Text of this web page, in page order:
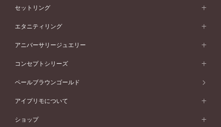
婚約指輪一覧
ピンクゴールド
ペールブラウンゴールド
ウェーブライン
V字ライン
ワンサイドメレ
ダブルサイドメレ
シンプル
フェミニン
モード
50万円台～
40万円台～
婚約指輪 人気ランキング
結婚指輪 (マリッジリング)
結婚指輪一覧
ピンクゴールド
ペールブラウンゴールド
ウェーブライン
V字ライン
ワンメレ
セベラルメレ
シンプル
フェミニン
50万円～
セットリング
セットリング
セットリング一覧
ピンクゴールド
ペールブラウンゴールド
エタニティリング
エタニティリング
エタニティリング一覧
ピンクゴールド
アニバーサリージュエリー
アニバーサリージュエリー
アニバーサリージュエリー一覧
ファッションリング
コンセプトシリーズ
コンセプトシリーズ
オリジンビリーフ
ペールブラウンゴールド
アイプリモについて
アイプリモについて
ショップ